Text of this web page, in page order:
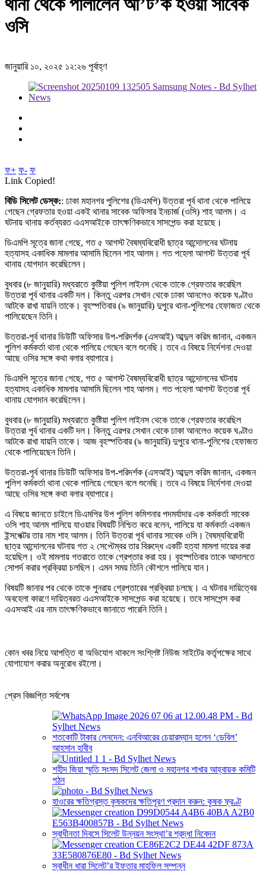
থানা থেকে পালালেন আ’ট’ক হওয়া সাবেক
ওসি
জানুয়ারি ১০, ২০২৫ ১২:২৬ পূর্বাহ্ণ
ফ+ ফ- ফ
Link Copied!
বিডি সিলেট ডেস্ক:: ঢাকা মহানগর পুলিশের (ডিএমপি) উত্তরা পূর্ব থানা থেকে পালিয়ে
গেছেন গ্রেফতার হওয়া একই থানার সাবেক অফিসার ইনচার্জ (ওসি) শাহ আলম। এ
ঘটনায় থানায় কর্তব্যরত এএসআইকে তাৎক্ষণিকভাবে সাসপেন্ড করা হয়েছে।
ডিএমপি সূত্রে জানা গেছে, গত ৫ আগস্ট বৈষম্যবিরোধী ছাত্র আন্দোলনের ঘটনায়
হত্যাসহ একাধিক মামলার আসামি ছিলেন শাহ আলম। গত পহেলা আগস্ট উত্তরা পূর্ব
থানায় যোগদান করেছিলেন।
বুধবার (৮ জানুয়ারি) মধ্যরাতে কুষ্টিয়া পুলিশ লাইনস থেকে তাকে গ্রেফতার করেছিল
উত্তরা পূর্ব থানার একটি দল। কিন্তু এরপর সেখান থেকে ঢাকা আনলেও কয়েক ঘণ্টাও
আটকে রাখা যায়নি তাকে। বৃহস্পতিবার (৯ জানুয়ারি) দুপুরে থানা-পুলিশের হেফাজত থেকে
পালিয়েছেন তিনি।
উত্তরা-পূর্ব থানার ডিউটি অফিসার উপ-পরিদর্শক (এসআই) আব্দুল করিম জানান, একজন
পুলিশ কর্মকর্তা থানা থেকে পালিয়ে গেছেন বলে শুনেছি। তবে এ বিষয়ে নির্দেশনা দেওয়া
আছে ওসির সঙ্গে কথা বলার ব্যাপারে।
ডিএমপি সূত্রে জানা গেছে, গত ৫ আগস্ট বৈষম্যবিরোধী ছাত্র আন্দোলনের ঘটনায়
হত্যাসহ একাধিক মামলার আসামি ছিলেন শাহ আলম। গত পহেলা আগস্ট উত্তরা পূর্ব
থানায় যোগদান করেছিলেন।
বুধবার (৮ জানুয়ারি) মধ্যরাতে কুষ্টিয়া পুলিশ লাইনস থেকে তাকে গ্রেফতার করেছিল
উত্তরা পূর্ব থানার একটি দল। কিন্তু এরপর সেখান থেকে ঢাকা আনলেও কয়েক ঘণ্টাও
আটকে রাখা যায়নি তাকে। আজ বৃহস্পতিবার (৯ জানুয়ারি) দুপুরে থানা-পুলিশের হেফাজত
থেকে পালিয়েছেন তিনি।
উত্তরা-পূর্ব থানার ডিউটি অফিসার উপ-পরিদর্শক (এসআই) আব্দুল করিম জানান, একজন
পুলিশ কর্মকর্তা থানা থেকে পালিয়ে গেছেন বলে শুনেছি। তবে এ বিষয়ে নির্দেশনা দেওয়া
আছে ওসির সঙ্গে কথা বলার ব্যাপারে।
এ বিষয়ে জানতে চাইলে ডিএমপির উপ পুলিশ কমিশনার পদমর্যাদার এক কর্মকর্তা সাবেক
ওসি শাহ আলম পালিয়ে যাওয়ার বিষয়টি নিশ্চিত করে বলেন, পালিয়ে যা কর্মকর্তা একজন
ইন্সপেক্টর তার নাম শাহ আলম। তিনি উত্তরা পূর্ব থানার সাবেক ওসি। বৈষম্যবিরোধী
ছাত্র আন্দোলনের ঘটনায় গত ২ সেপ্টেম্বর তার বিরুদ্ধে একটি হত্যা মামলা দায়ের করা
হয়েছিল। ওই মামলায় গতরাতে তাকে গ্রেপ্তার করা হয়। বৃহস্পতিবার তাকে আদালতে
সোপর্দ করার প্রক্রিয়া চলছিল। এমন সময় তিনি কৌশলে পালিয়ে যান।
বিষয়টি জানার পর থেকে তাকে পুনরায় গ্রেপ্তারের প্রক্রিয়া চলছে। এ ঘটনার দায়িত্বের
অবহেলা কারণে দায়িত্বরত এএসআইকে সাসপেন্ড করা হয়েছে। তবে সাসপেন্স করা
এএসআই এর নাম তাৎক্ষণিকভাবে জানাতে পারেনি তিনি।
কোন খবর নিয়ে আপত্তি বা অভিযোগ থাকলে সংশ্লিষ্ট নিউজ সাইটের কর্তৃপক্ষের সাথে
যোগাযোগ করার অনুরোধ রইলো।
প্রেস বিজ্ঞপ্তি সর্বশেষ
শতকোটি টাকার লেনদেন: এনবিআরের চেয়ারম্যান হলেন ‘ডেবিল’
আহসান হাবীব
শহীদ জিয়া স্মৃতি সংসদ সিলেট জেলা ও মহানগর শাখার আহ্বায়ক কমিটি
গঠন
হাওরের ক্ষতিগ্রস্ত কৃষকদের ক্ষতিপূরণ প্রদান করুন: কৃষক ফ্রণ্ট
স্বাধীনতা দিবসে সিলেট উন্নয়ন সংস্থা’র শ্রদ্ধা নিবেদন
স্বাধীন ধারা সিলেট’র ইফতার মাহফিল সম্পন্ন